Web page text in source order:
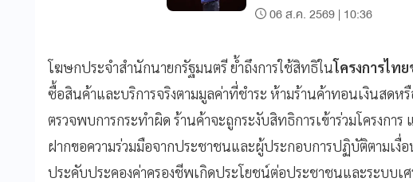
06 ส.ค. 2569 | 10:36
โฆษกประจำสำนักนายกรัฐมนตรี ย้ำถึงการใช้สิทธิในโครงการไท
ซื้อสินค้าและบริการจริงตามมูลค่าที่ชำระ ห้ามร้านค้าทอนเงินสด
ตรวจพบการกระทำผิด ร้านค้าจะถูกระงับสิทธิการเข้าร่วมโครงกา
ฝากขอความร่วมมือจากประชาชนและผู้ประกอบการปฏิบัติตามเงื่อ
ประคับประคองค่าครองชีพเกิดประโยชน์ต่อประชาชนและระบบเ